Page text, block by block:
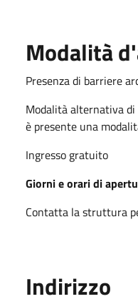
Modalità
Presenza di barriere
Modalità alternativa di
è presente una
Ingresso gratuito
Giorni e orari di
Contatta la struttura
Indirizzo